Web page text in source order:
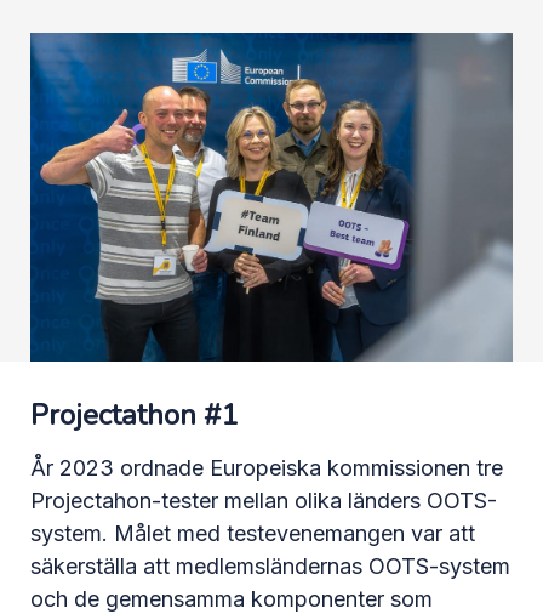
Projectathon #1
År 2023 ordnade Europeiska kommissionen tre
Projectahon-tester mellan olika länders OOTS-
system. Målet med testevenemangen var att
säkerställa att medlemsländernas OOTS-system
och de gemensamma komponenter som